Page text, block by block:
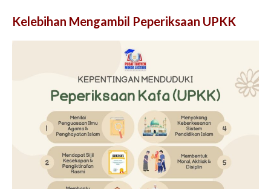
Kelebihan Mengambil Peperiksaan UPKK